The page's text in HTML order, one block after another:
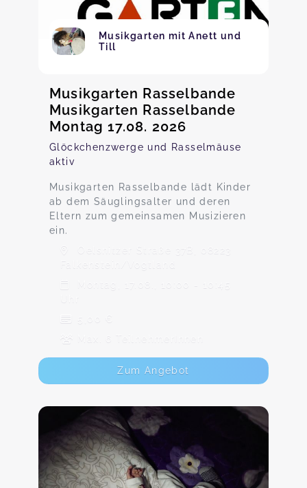
Musikgarten mit Anett und
Till
Musikgarten Rasselbande
Musikgarten Rasselbande
Montag 17.08. 2026
Glöckchenzwerge und Rasselmäuse
aktiv
Musikgarten Rasselbande lädt Kinder
ab dem Säuglingsalter und deren
Eltern zum gemeinsamen Musizieren
ein.
Oelsnitzer Straße 37B, 08223
Falkenstein/Vogtland
Montag, 17.08., 10:00 - 10:45
5,00 €
Max. 6 TeilnehmerInnen
Zum Angebot